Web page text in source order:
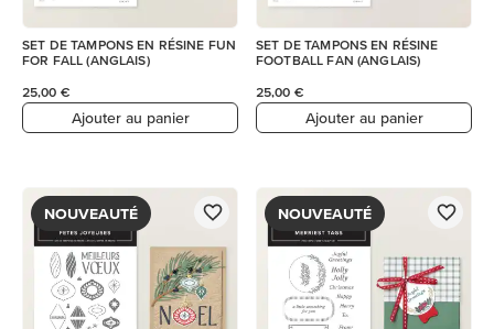
SET DE TAMPONS EN RÉSINE FUN
FOR FALL (ANGLAIS)
25,00 €
Ajouter au panier
SET DE TAMPONS EN RÉSINE
FOOTBALL FAN (ANGLAIS)
25,00 €
Ajouter au panier
NOUVEAUTÉ NOUVEAUTÉ